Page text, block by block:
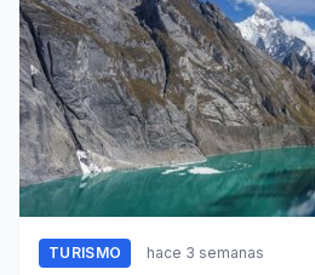
TURISMO hace 3 semanas